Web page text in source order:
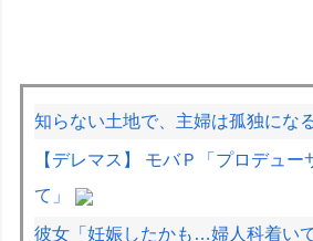
知らない土地で、主婦は孤独にな
【デレマス】 モバＰ「プロデュー
て」
彼女「妊娠したかも…婦人科着い